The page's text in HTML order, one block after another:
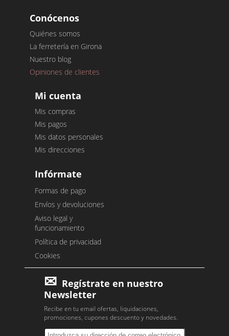
Conócenos
Quiénes somos
La ferretería en Girona
Nuestro blog
Opiniones de clientes
Mi cuenta
Mis compras
Mis pagos
Mis datos personales
Mis direcciones
Infórmate
Formas de pago
Envíos y devoluciones
Aviso legal y
funcionamiento
Política de privacidad
Cookies
Regístrate en nuestro
Newsletter
Recibe en tu email ofertas, liquidaciones,
promociones, cupones descuento y novedades.